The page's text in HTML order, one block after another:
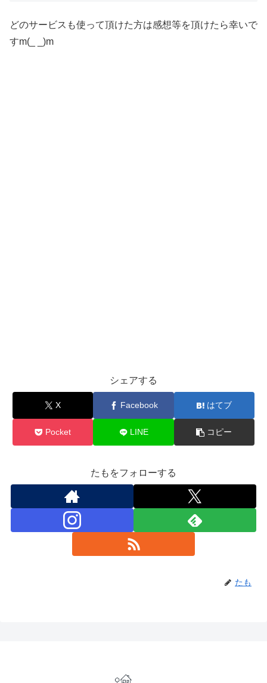
どのサービスも使って頂けた方は感想等を頂けたら幸いで
すm(_ _)m
シェアする
X Facebook はてブ
Pocket LINE コピー
たもをフォローする
たも